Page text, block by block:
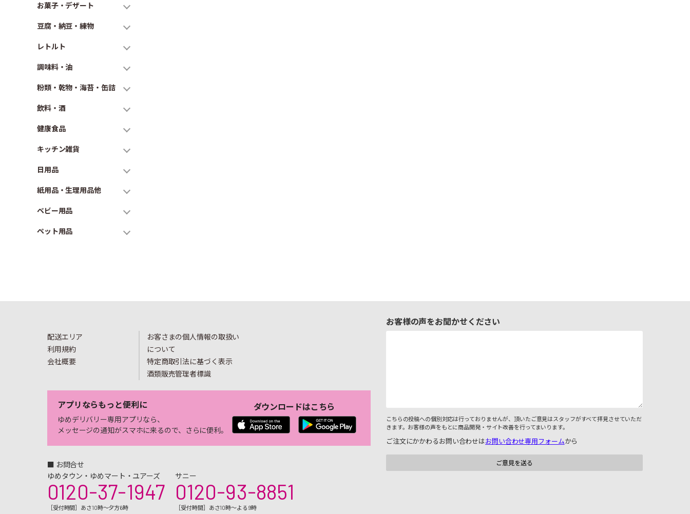
お菓子・デザート
豆腐・納豆・練物
レトルト
調味料・油
粉類・乾物・海苔・缶詰
飲料・酒
健康食品
キッチン雑貨
日用品
紙用品・生理用品他
ベビー用品
ペット用品
配送エリア
利用規約
会社概要
お客さまの個人情報の取扱い
について
特定商取引法に基づく表示
酒類販売管理者標識
アプリならもっと便利に
ゆめデリバリー専用アプリなら、
メッセージの通知がスマホに来るので、さらに便利。
ダウンロードはこちら
■ お問合せ
ゆめタウン・ゆめマート・ユアーズ
0120-37-1947
［受付時間］あさ10時～夕方6時
サニー
0120-93-8851
［受付時間］あさ10時～よる9時
お客様の声をお聞かせください
こちらの投稿への個別対応は行っておりませんが、頂いたご意見はスタッフがすべて拝見させていただ
きます。お客様の声をもとに商品開発・サイト改善を行ってまいります。
ご注文にかかわるお問い合わせはお問い合わせ専用フォームから